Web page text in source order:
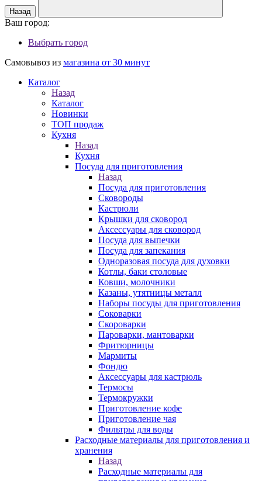
Назад
Ваш город:
Выбрать город
Самовывоз из магазина от 30 минут
Каталог
Назад
Каталог
Новинки
ТОП продаж
Кухня
Назад
Кухня
Посуда для приготовления
Назад
Посуда для приготовления
Сковороды
Кастрюли
Крышки для сковород
Аксессуары для сковород
Посуда для выпечки
Посуда для запекания
Одноразовая посуда для духовки
Котлы, баки столовые
Ковши, молочники
Казаны, утятницы металл
Наборы посуды для приготовления
Соковарки
Скороварки
Пароварки, мантоварки
Фритюрницы
Мармиты
Фондю
Аксессуары для кастрюль
Термосы
Термокружки
Приготовление кофе
Приготовление чая
Фильтры для воды
Расходные материалы для приготовления и
хранения
Назад
Расходные материалы для